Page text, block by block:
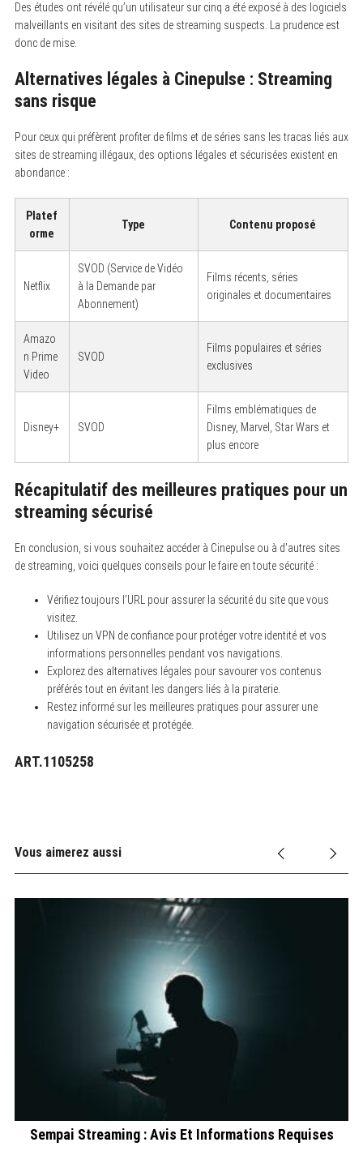
Des études ont révélé qu’un utilisateur sur cinq a été exposé à des logiciels
malveillants en visitant des sites de streaming suspects. La prudence est
donc de mise.
Alternatives légales à Cinepulse : Streaming
sans risque
Pour ceux qui préfèrent profiter de films et de séries sans les tracas liés aux
sites de streaming illégaux, des options légales et sécurisées existent en
abondance :
Platef
orme
Type Contenu proposé
Netflix
SVOD (Service de Vidéo
à la Demande par
Abonnement)
Films récents, séries
originales et documentaires
Amazo
n Prime
Video
SVOD
Films populaires et séries
exclusives
Disney+ SVOD
Films emblématiques de
Disney, Marvel, Star Wars et
plus encore
Récapitulatif des meilleures pratiques pour un
streaming sécurisé
En conclusion, si vous souhaitez accéder à Cinepulse ou à d’autres sites
de streaming, voici quelques conseils pour le faire en toute sécurité :
Vérifiez toujours l’URL pour assurer la sécurité du site que vous
visitez.
Utilisez un VPN de confiance pour protéger votre identité et vos
informations personnelles pendant vos navigations.
Explorez des alternatives légales pour savourer vos contenus
préférés tout en évitant les dangers liés à la piraterie.
Restez informé sur les meilleures pratiques pour assurer une
navigation sécurisée et protégée.
ART.1105258
Vous aimerez aussi
Sempai Streaming : Avis Et Informations Requises